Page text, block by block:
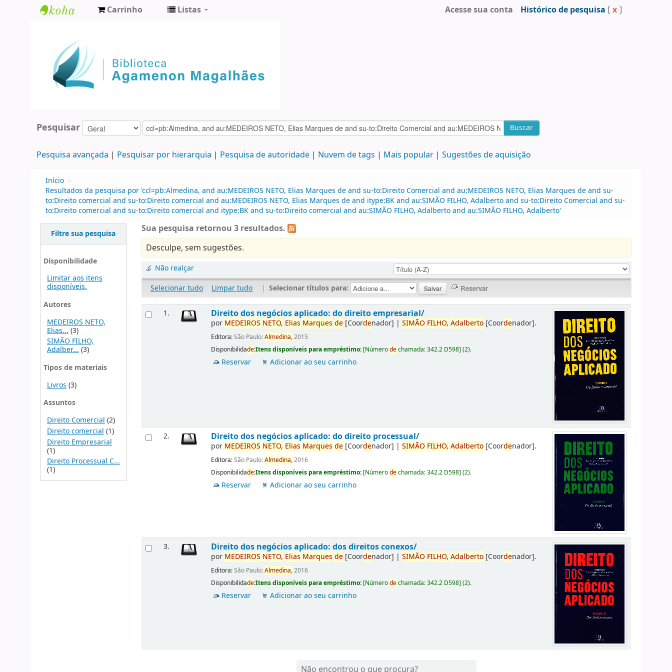
Agamenon
Magalhães
Carrinho Listas Acesse sua conta Histórico de pesquisa [ x ]
Pesquisar Buscar
Pesquisa avançada Pesquisar por hierarquia Pesquisa de autoridade Nuvem de tags Mais popular Sugestões de aquisição
Início ›
Resultados da pesquisa por 'ccl=pb:Almedina, and au:MEDEIROS NETO, Elias Marques de and su-to:Direito Comercial and au:MEDEIROS NETO, Elias Marques de and su-
to:Direito comercial and su-to:Direito comercial and au:MEDEIROS NETO, Elias Marques de and itype:BK and au:SIMÃO FILHO, Adalberto and su-to:Direito Comercial and su-
to:Direito comercial and su-to:Direito comercial and itype:BK and su-to:Direito comercial and au:SIMÃO FILHO, Adalberto and au:SIMÃO FILHO, Adalberto'
Filtre sua pesquisa
Disponibilidade
Limitar aos itens
disponíveis.
Autores
MEDEIROS NETO,
Elias... (3)
SIMÃO FILHO,
Adalber...(3)
Tipos de materiais
Livros (3)
Assuntos
Direito Comercial (2)
Direito comercial (1)
Direito Empresarial
(1)
Direito Processual C...
(1)
Sua pesquisa retornou 3 resultados.
Desculpe, sem sugestões.
Não realçar
Selecionar tudo
Limpar tudo | Selecionar títulos para:
1. Direito dos negócios aplicado: do direito empresarial/
por MEDEIROS NETO, Elias Marques de [Coordenador] |SIMÃO FILHO, Adalberto [Coordenador].
Editora:São Paulo:Almedina,2015
Disponibilidade:Itens disponíveis para empréstimo: [Númerodechamada:342.2 D598](2).
Reservar Adicionar ao seu carrinho
2. Direito dos negócios aplicado: do direito processual/
por MEDEIROS NETO, Elias Marques de [Coordenador] |SIMÃO FILHO, Adalberto [Coordenador].
Editora:São Paulo:Almedina,2016
Disponibilidade:Itens disponíveis para empréstimo: [Númerodechamada:342.2 D598](2).
Reservar Adicionar ao seu carrinho
3. Direito dos negócios aplicado: dos direitos conexos/
por MEDEIROS NETO, Elias Marques de [Coordenador] |SIMÃO FILHO, Adalberto [Coordenador].
Editora:São Paulo:Almedina,2016
Disponibilidade:Itens disponíveis para empréstimo: [Númerodechamada:342.2 D598](2).
Reservar Adicionar ao seu carrinho